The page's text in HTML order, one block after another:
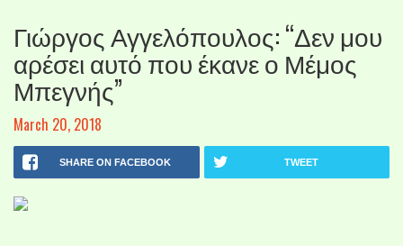
Γιώργος Αγγελόπουλος: “Δεν μου
αρέσει αυτό που έκανε ο Μέμος
Μπεγνής”
March 20, 2018
SHARE ON FACEBOOK TWEET